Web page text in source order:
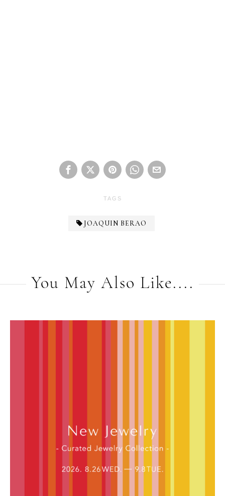
TAGS
JOAQUIN BERAO
You May Also Like....